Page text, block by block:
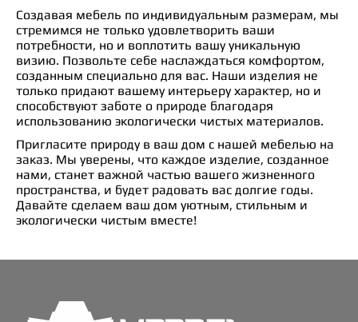
Создавая мебель по индивидуальным размерам, мы
стремимся не только удовлетворить ваши
потребности, но и воплотить вашу уникальную
визию. Позвольте себе наслаждаться комфортом,
созданным специально для вас. Наши изделия не
только придают вашему интерьеру характер, но и
способствуют заботе о природе благодаря
использованию экологически чистых материалов.
Пригласите природу в ваш дом с нашей мебелью на
заказ. Мы уверены, что каждое изделие, созданное
нами, станет важной частью вашего жизненного
пространства, и будет радовать вас долгие годы.
Давайте сделаем ваш дом уютным, стильным и
экологически чистым вместе!